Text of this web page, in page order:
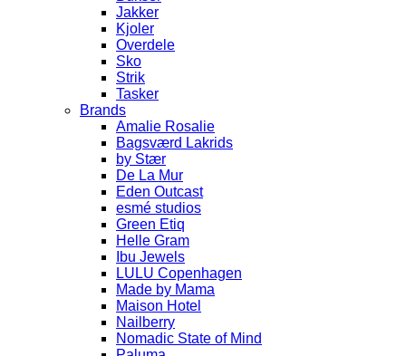
Jakker
Kjoler
Overdele
Sko
Strik
Tasker
Brands
Amalie Rosalie
Bagsværd Lakrids
by Stær
De La Mur
Eden Outcast
esmé studios
Green Etiq
Helle Gram
Ibu Jewels
LULU Copenhagen
Made by Mama
Maison Hotel
Nailberry
Nomadic State of Mind